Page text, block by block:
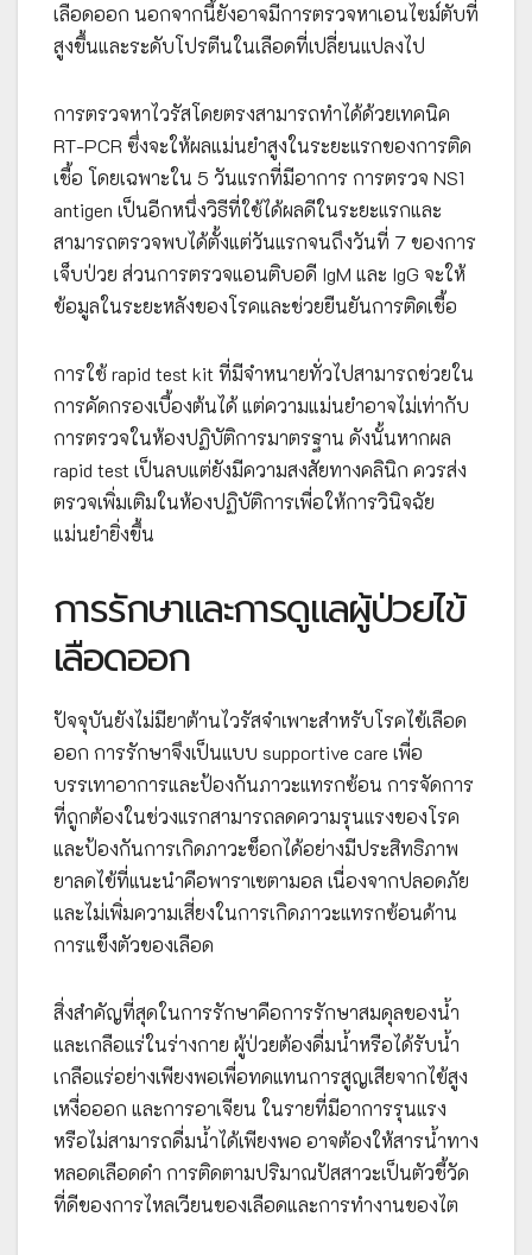
เลือดออก นอกจากนี้ยังอาจมีการตรวจหาเอนไซม์ตับที่
สูงขึ้นและระดับโปรตีนในเลือดที่เปลี่ยนแปลงไป
การตรวจหาไวรัสโดยตรงสามารถทำได้ด้วยเทคนิค
RT-PCR ซึ่งจะให้ผลแม่นยำสูงในระยะแรกของการติด
เชื้อ โดยเฉพาะใน 5 วันแรกที่มีอาการ การตรวจ NS1
antigen เป็นอีกหนึ่งวิธีที่ใช้ได้ผลดีในระยะแรกและ
สามารถตรวจพบได้ตั้งแต่วันแรกจนถึงวันที่ 7 ของการ
เจ็บป่วย ส่วนการตรวจแอนติบอดี IgM และ IgG จะให้
ข้อมูลในระยะหลังของโรคและช่วยยืนยันการติดเชื้อ
การใช้ rapid test kit ที่มีจำหนายทั่วไปสามารถช่วยใน
การคัดกรองเบื้องต้นได้ แต่ความแม่นยำอาจไม่เท่ากับ
การตรวจในห้องปฏิบัติการมาตรฐาน ดังนั้นหากผล
rapid test เป็นลบแต่ยังมีความสงสัยทางคลินิก ควรส่ง
ตรวจเพิ่มเติมในห้องปฏิบัติการเพื่อให้การวินิจฉัย
แม่นยำยิ่งขึ้น
การรักษาและการดูแลผู้ป่วยไข้
เลือดออก
ปัจจุบันยังไม่มียาต้านไวรัสจำเพาะสำหรับโรคไข้เลือด
ออก การรักษาจึงเป็นแบบ supportive care เพื่อ
บรรเทาอาการและป้องกันภาวะแทรกซ้อน การจัดการ
ที่ถูกต้องในช่วงแรกสามารถลดความรุนแรงของโรค
และป้องกันการเกิดภาวะช็อกได้อย่างมีประสิทธิภาพ
ยาลดไข้ที่แนะนำคือพาราเซตามอล เนื่องจากปลอดภัย
และไม่เพิ่มความเสี่ยงในการเกิดภาวะแทรกซ้อนด้าน
การแข็งตัวของเลือด
สิ่งสำคัญที่สุดในการรักษาคือการรักษาสมดุลของน้ำ
และเกลือแร่ในร่างกาย ผู้ป่วยต้องดื่มน้ำหรือได้รับน้ำ
เกลือแร่อย่างเพียงพอเพื่อทดแทนการสูญเสียจากไข้สูง
เหงื่อออก และการอาเจียน ในรายที่มีอาการรุนแรง
หรือไม่สามารถดื่มน้ำได้เพียงพอ อาจต้องให้สารน้ำทาง
หลอดเลือดดำ การติดตามปริมาณปัสสาวะเป็นตัวชี้วัด
ที่ดีของการไหลเวียนของเลือดและการทำงานของไต